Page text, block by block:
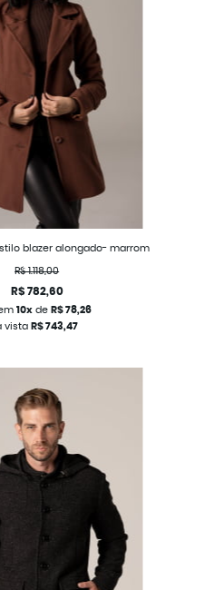
blazer alongado- marrom
R$ 1.118,00
R$ 782,60
10x de R$ 78,26
vista R$ 743,47